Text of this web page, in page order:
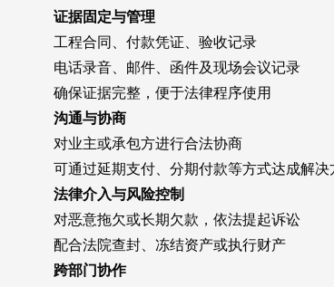
证据固定与管理
工程合同、付款凭证、验收记录
电话录音、邮件、函件及现场会议记录
确保证据完整，便于法律程序使用
沟通与协商
对业主或承包方进行合法协商
可通过延期支付、分期付款等方式达成解决
法律介入与风险控制
对恶意拖欠或长期欠款，依法提起诉讼
配合法院查封、冻结资产或执行财产
跨部门协作